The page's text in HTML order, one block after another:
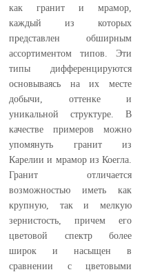
как гранит и мрамор,
каждый из которых
представлен обширным
ассортиментом типов. Эти
типы дифференцируются
основываясь на их месте
добычи, оттенке и
уникальной структуре. В
качестве примеров можно
упомянуть гранит из
Карелии и мрамор из Коегла.
Гранит отличается
возможностью иметь как
крупную, так и мелкую
зернистость, причем его
цветовой спектр более
широк и насыщен в
сравнении с цветовыми